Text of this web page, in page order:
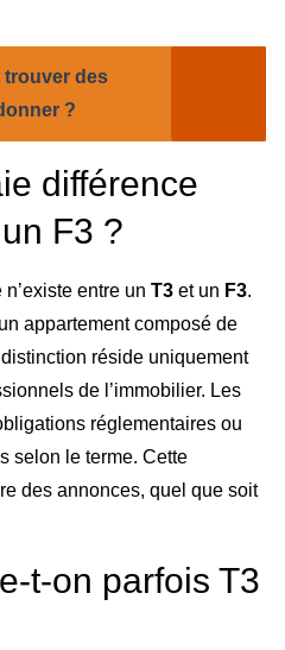
trouver des
?
différence
F3 ?
entre un T3 et un F3.
appartement composé de
réside uniquement
de l’immobilier. Les
réglementaires ou
selon le terme. Cette
des annonces, quel que soit
t-on parfois T3